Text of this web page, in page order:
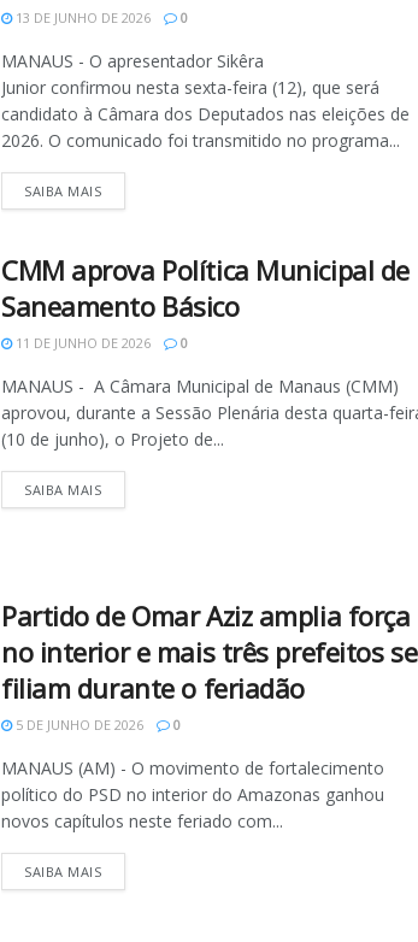
13 DE JUNHO DE 2026 0
MANAUS - O apresentador Sikêra
Junior confirmou nesta sexta-feira (12), que será
candidato à Câmara dos Deputados nas eleições de
2026. O comunicado foi transmitido no programa...
SAIBA MAIS
CMM aprova Política Municipal de
Saneamento Básico
11 DE JUNHO DE 2026 0
MANAUS - A Câmara Municipal de Manaus (CMM)
aprovou, durante a Sessão Plenária desta quarta-
(10 de junho), o Projeto de...
SAIBA MAIS
Partido de Omar Aziz amplia força
no interior e mais três prefeitos se
filiam durante o feriadão
5 DE JUNHO DE 2026 0
MANAUS (AM) - O movimento de fortalecimento
político do PSD no interior do Amazonas ganhou
novos capítulos neste feriado com...
SAIBA MAIS